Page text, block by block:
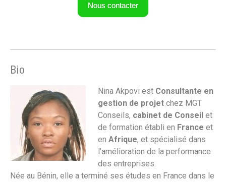
Nous contacter
Bio
Nina Akpovi est Consultante en
gestion de projet chez MGT
Conseils, cabinet de Conseil et
de formation établi en France et
en Afrique, et spécialisé dans
l’amélioration de la performance
des entreprises.
Née au Bénin, elle a terminé ses études en France dans le